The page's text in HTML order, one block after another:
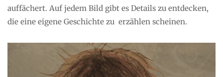
auffächert. Auf jedem Bild gibt es Details zu entdecken,
die eine eigene Geschichte zu erzählen scheinen.